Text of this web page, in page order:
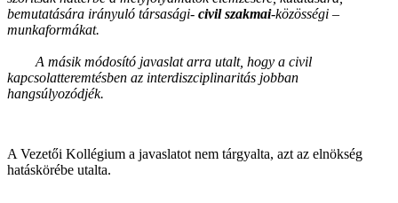
bemutatására irányuló társasági- civil szakmai-közösségi –
munkaformákat.
A másik módosító javaslat arra utalt, hogy a civil
kapcsolatteremtésben az interdiszciplinaritás jobban
hangsúlyozódjék.
A Vezetői Kollégium a javaslatot nem tárgyalta, azt az elnökség
hatáskörébe utalta.